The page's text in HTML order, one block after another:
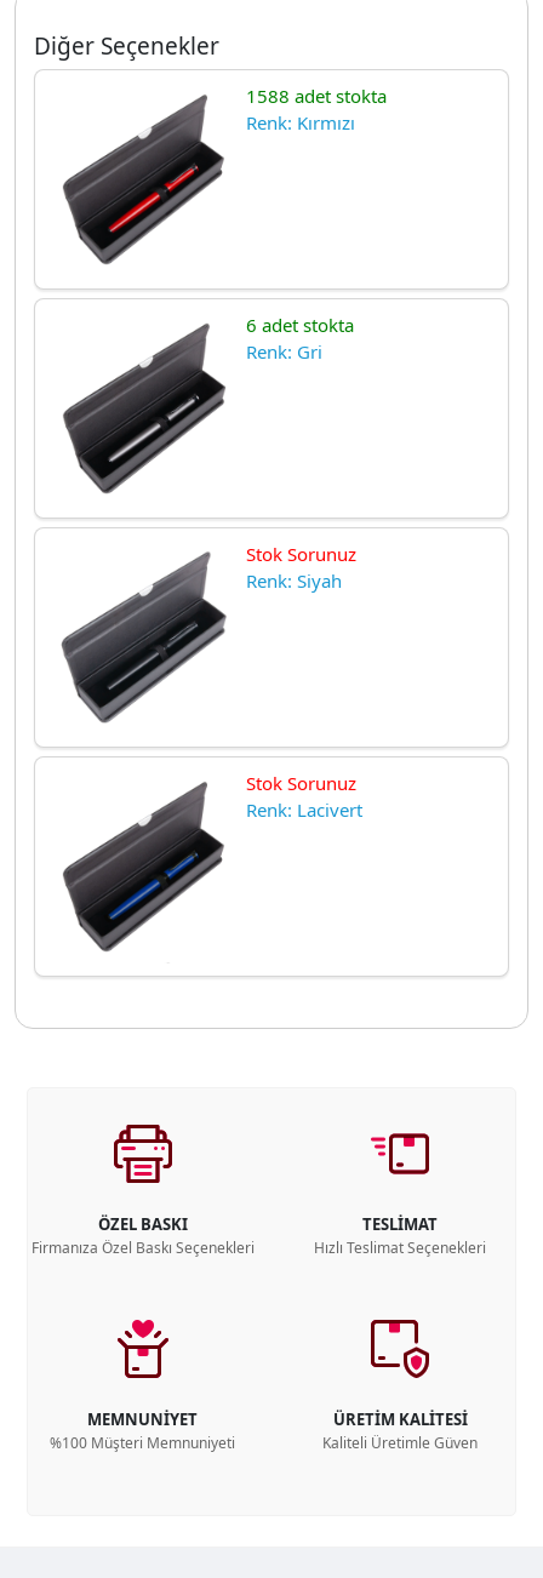
Diğer Seçenekler
1588 adet stokta
Renk: Kırmızı
6 adet stokta
Renk: Gri
Stok Sorunuz
Renk: Siyah
Stok Sorunuz
Renk: Lacivert
ÖZEL BASKI
Firmanıza Özel Baskı Seçenekleri
TESLİMAT
Hızlı Teslimat Seçenekleri
MEMNUNİYET
%100 Müşteri Memnuniyeti
ÜRETİM KALİTESİ
Kaliteli Üretimle Güven